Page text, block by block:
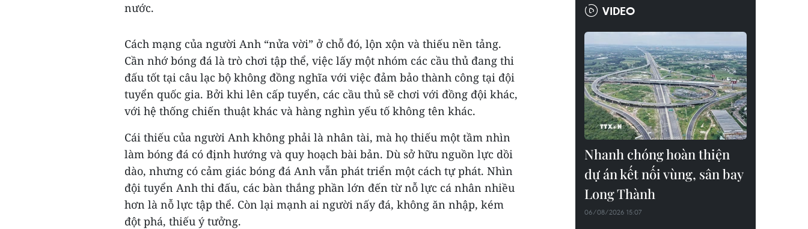
nước.
Cách mạng của người Anh “nửa vời” ở chỗ đó, lộn xộn và thiếu nền tảng.
Cần nhớ bóng đá là trò chơi tập thể, việc lấy một nhóm các cầu thủ đang thi
đấu tốt tại câu lạc bộ không đồng nghĩa với việc đảm bảo thành công tại đội
tuyển quốc gia. Bởi khi lên cấp tuyển, các cầu thủ sẽ chơi với đồng đội khác,
với hệ thống chiến thuật khác và hàng nghìn yếu tố không tên khác.
Cái thiếu của người Anh không phải là nhân tài, mà họ thiếu một tầm nhìn
làm bóng đá có định hướng và quy hoạch bài bản. Dù sở hữu nguồn lực dồi
dào, nhưng có cảm giác bóng đá Anh vẫn phát triển một cách tự phát. Nhìn
đội tuyển Anh thi đấu, các bàn thắng phần lớn đến từ nỗ lực cá nhân nhiều
hơn là nỗ lực tập thể. Còn lại mạnh ai người nấy đá, không ăn nhập, kém
đột phá, thiếu ý tưởng.
VIDEO
Nhanh chóng hoàn thiện
dự án kết nối vùng, sân bay
Long Thành
06/08/2026 15:07